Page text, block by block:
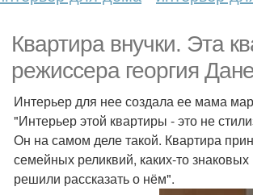
Квартира внучки. Эта
режиссера георгия
Интерьер для нее создала ее мама
"Интерьер этой квартиры - это не
Он на самом деле такой. Квартира
семейных реликвий, каких-то
решили рассказать о нём".